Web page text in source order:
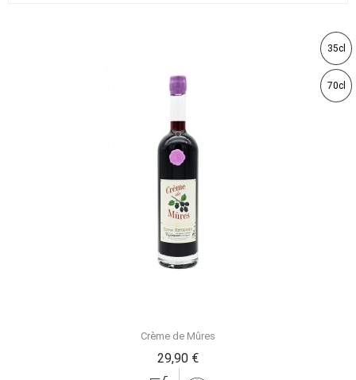
35cl
70cl
Crème de Mûres
29,90 €